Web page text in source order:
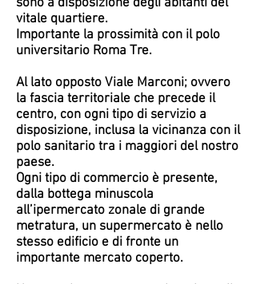
sono a disposizione degli abitanti del
vitale quartiere.
Importante la prossimità con il polo
universitario Roma Tre.
Al lato opposto Viale Marconi; ovvero
la fascia territoriale che precede il
centro, con ogni tipo di servizio a
disposizione, inclusa la vicinanza con il
polo sanitario tra i maggiori del nostro
paese.
Ogni tipo di commercio è presente,
dalla bottega minuscola
all’ipermercato zonale di grande
metratura, un supermercato è nello
stesso edificio e di fronte un
importante mercato coperto.